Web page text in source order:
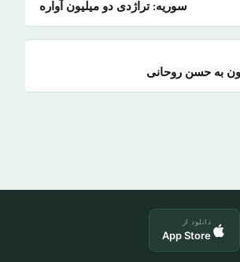
سوریه: تراژدی دو میلیون آواره
به حسن روحانی
دانلود از
App Store